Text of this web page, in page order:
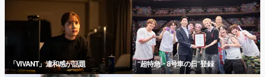
「VIVANT」違和感が話題 “超特急・8号車の日”登録